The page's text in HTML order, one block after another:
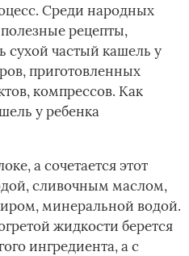
Среди народных
рецепты,
сухой частый кашель у
приготовленных
компрессов. Как
у ребенка
а сочетается этот
сливочным маслом,
минеральной водой.
жидкости берется
ингредиента, а с